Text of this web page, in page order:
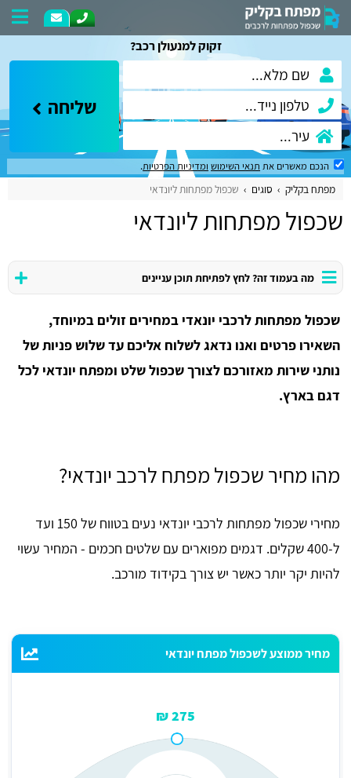
זקוק למנעולן רכב?
שליחה
הנכם מאשרים את תנאי השימוש ומדיניות הפרטיות.
מפתח בקליק סוגים שכפול מפתחות ליונדאי
שכפול מפתחות ליונדאי
מה בעמוד זה? לחץ לפתיחת תוכן עניינים
שכפול מפתחות לרכבי יונאדי במחירים זולים במיוחד,
השאירו פרטים ואנו נדאג לשלוח אליכם עד שלוש פניות של
נותני שירות מאזורכם לצורך שכפול שלט ומפתח יונדאי לכל
דגם בארץ.
מהו מחיר שכפול מפתח לרכב יונדאי?
מחירי שכפול מפתחות לרכבי יונדאי נעים בטווח של 150 ועד
ל-400 שקלים. דגמים מפוארים עם שלטים חכמים - המחיר עשוי
להיות יקר יותר כאשר יש צורך בקידוד מורכב.
מחיר ממוצע לשכפול מפתח יונדאי
275 ₪